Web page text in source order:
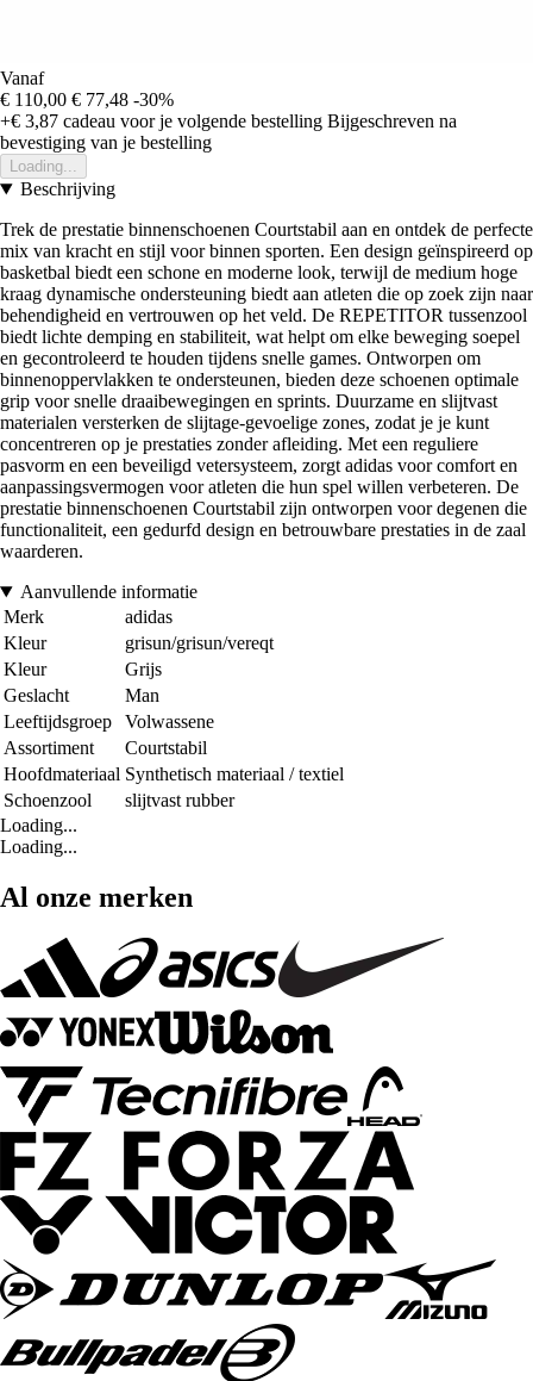
Vanaf
€ 110,00 € 77,48 -30%
+€ 3,87 cadeau voor je volgende bestelling Bijgeschreven na
bevestiging van je bestelling
Loading...
Beschrijving
Trek de prestatie binnenschoenen Courtstabil aan en ontdek de perfecte
mix van kracht en stijl voor binnen sporten. Een design geïnspireerd op
basketbal biedt een schone en moderne look, terwijl de medium hoge
kraag dynamische ondersteuning biedt aan atleten die op zoek zijn naar
behendigheid en vertrouwen op het veld. De REPETITOR tussenzool
biedt lichte demping en stabiliteit, wat helpt om elke beweging soepel
en gecontroleerd te houden tijdens snelle games. Ontworpen om
binnenoppervlakken te ondersteunen, bieden deze schoenen optimale
grip voor snelle draaibewegingen en sprints. Duurzame en slijtvast
materialen versterken de slijtage-gevoelige zones, zodat je je kunt
concentreren op je prestaties zonder afleiding. Met een reguliere
pasvorm en een beveiligd vetersysteem, zorgt adidas voor comfort en
aanpassingsvermogen voor atleten die hun spel willen verbeteren. De
prestatie binnenschoenen Courtstabil zijn ontworpen voor degenen die
functionaliteit, een gedurfd design en betrouwbare prestaties in de zaal
waarderen.
Aanvullende informatie
Merk
adidas
Kleur
grisun/grisun/vereqt
Kleur
Grijs
Geslacht
Man
Leeftijdsgroep
Volwassene
Assortiment
Courtstabil
Hoofdmateriaal Synthetisch materiaal / textiel
Schoenzool
slijtvast rubber
Loading...
Loading...
Al onze merken